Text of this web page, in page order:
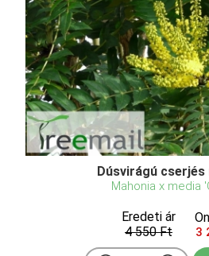
Dúsvirágú cserjés
Mahonia x media
Eredeti ár
4 550 Ft
3